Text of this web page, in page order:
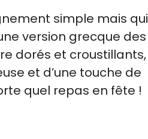
simple mais qui
version grecque des
dorés et croustillants,
et d’une touche de
quel repas en fête !